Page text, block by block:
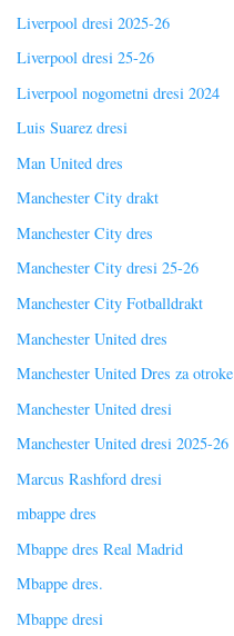
Liverpool dresi 2025-26
Liverpool dresi 25-26
Liverpool nogometni dresi 2024
Luis Suarez dresi
Man United dres
Manchester City drakt
Manchester City dres
Manchester City dresi 25-26
Manchester City Fotballdrakt
Manchester United dres
Manchester United Dres za otroke
Manchester United dresi
Manchester United dresi 2025-26
Marcus Rashford dresi
mbappe dres
Mbappe dres Real Madrid
Mbappe dres.
Mbappe dresi